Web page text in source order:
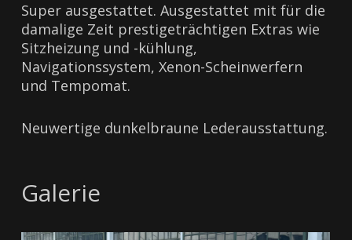
Super ausgestattet. Ausgestattet mit für die
damalige Zeit prestigeträchtigen Extras wie
Sitzheizung und -kühlung,
Navigationssystem, Xenon-Scheinwerfern
und Tempomat.
Neuwertige dunkelbraune Lederausstattung.
Galerie